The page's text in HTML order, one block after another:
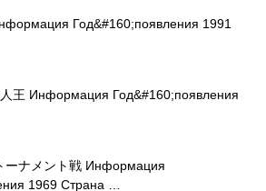
Год&#160;появления 1991
王 Информация Год&#160;появления
ナメント戦 Информация
1969 Страна …